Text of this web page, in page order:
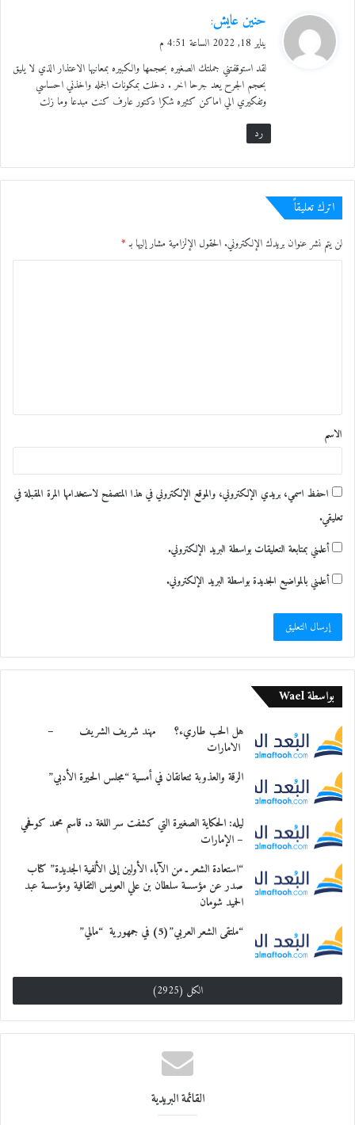
ي
و
ل
حنين عايش:
يناير 18, 2022 الساعة 4:51 م
لقد استوقفتني جملتك الصغيره بحجمها والكبيره بمعانيها الاعتذار الذي لا يليق
بحجم الجرح يعد جرحا اخر . دخلت بمكونات الجمله واخذني احساسي
وتفكيري الي اماكن كثيره شكرا دكتور عارف كنت مبدعا وما زلت
رد
اترك تعليقاً
لن يتم نشر عنوان بريدك الإلكتروني. الحقول الإلزامية مشار إليها بـ*
ق
*
الاسم
احفظ اسمي، بريدي الإلكتروني، والموقع الإلكتروني في هذا المتصفح لاستخدامها المرة المقبلة في
تعليقي.
أعلمني بمتابعة التعليقات بواسطة البريد الإلكتروني.
أعلمني بالمواضيع الجديدة بواسطة البريد الإلكتروني.
بواسطة Wael
هل الحب طاريء؟ مهند شريف الشريف –
الامارات
الرقة والعذوبة تتعانقان في أمسية “مجلس الحيرة الأدبي”
ليله: الحكاية الصغيرة التي كشفت سر اللغة د. قاسم محمد كوفحي
– الإمارات
“استعادة الشعر ـ من الآباء الأولين إلى الألفية الجديدة” كتاب
صدر عن مؤسسة سلطان بن علي العويس الثقافية ومؤسسة عبد
الحميد شومان
“ملتقى الشعر العربي”(5) في جمهورية “مالي”
الكل (2925)
القائمة البريدية